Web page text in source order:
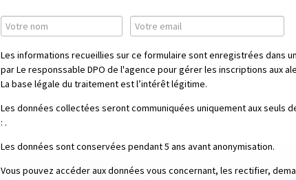
Les informations recueillies sur ce formulaire sont enregistrées dans
par Le responssable DPO de l'agence pour gérer les inscriptions aux
La base légale du traitement est l’intérêt légitime.
Les données collectées seront communiquées uniquement aux seuls
: .
Les données sont conservées pendant 5 ans avant anonymisation.
Vous pouvez accéder aux données vous concernant, les rectifier,